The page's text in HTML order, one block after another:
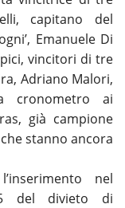
capitano del
Emanuele Di
vincitori di tre
Adriano Malori,
cronometro ai
già campione
stanno ancora
nel
del divieto di